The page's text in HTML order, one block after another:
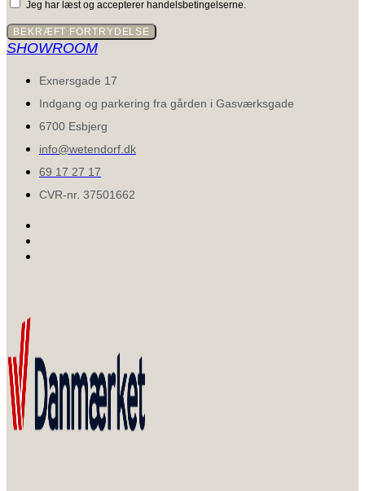
Jeg har læst og accepterer handelsbetingelserne.
BEKRÆFT FORTRYDELSE
SHOWROOM
Exnersgade 17
Indgang og parkering fra gården i Gasværksgade
6700 Esbjerg
info@wetendorf.dk
69 17 27 17
CVR-nr. 37501662